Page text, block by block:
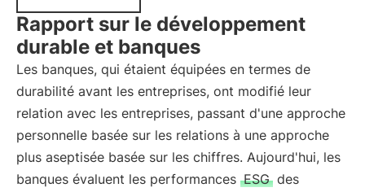
Rapport sur le développement
durable et banques
Les banques, qui étaient équipées en termes de
durabilité avant les entreprises, ont modifié leur
relation avec les entreprises, passant d'une approche
personnelle basée sur les relations à une approche
plus aseptisée basée sur les chiffres. Aujourd'hui, les
banques évaluent les performances ESG des